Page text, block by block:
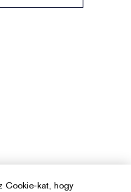
Cookie-kat, hogy